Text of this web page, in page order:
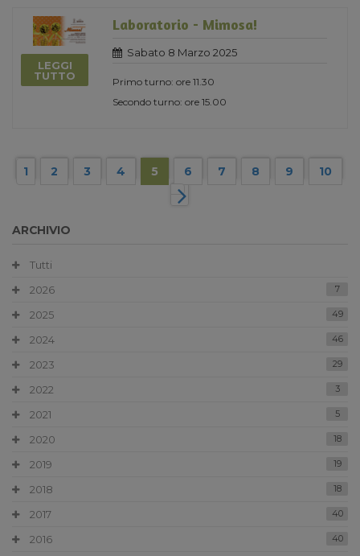
LEGGI
TUTTO
Laboratorio - Mimosa!
Sabato 8 Marzo 2025
Primo turno: ore 11.30
Secondo turno: ore 15.00
1 2 3 4 5 6 7 8 9 10
ARCHIVIO
Tutti
2026
7
2025 49
2024 46
2023 29
2022 3
2021 5
2020 18
2019 19
2018 18
2017 40
2016 40